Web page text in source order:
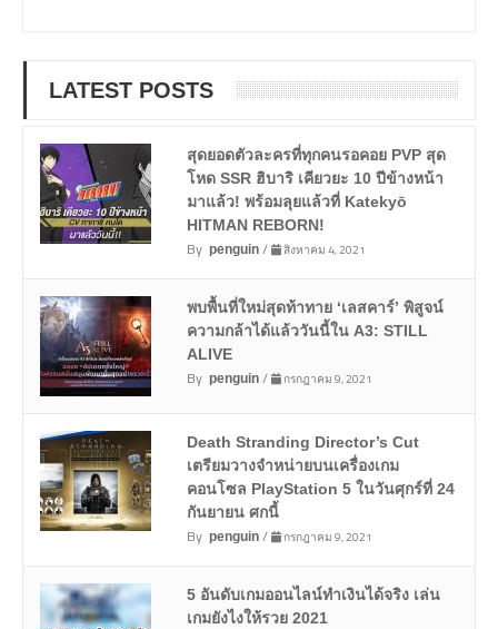
LATEST POSTS
สุดยอดตัวละครที่ทุกคนรอคอย PVP สุด
โหด SSR ฮิบาริ เคียวยะ 10 ปีข้างหน้า
มาแล้ว! พร้อมลุยแล้วที่ Katekyō
HITMAN REBORN!
By penguin/ สิงหาคม 4, 2021
พบพื้นที่ใหม่สุดท้าทาย ‘เลสคาร์’ พิสูจน์
ความกล้าได้แล้ววันนี้ใน A3: STILL
ALIVE
By penguin/ กรกฎาคม 9, 2021
Death Stranding Director’s Cut
เตรียมวางจำหน่ายบนเครื่องเกม
คอนโซล PlayStation 5 ในวันศุกร์ที่ 24
กันยายน ศกนี้
By penguin/ กรกฎาคม 9, 2021
5 อันดับเกมออนไลน์ทำเงินได้จริง เล่น
เกมยังไงให้รวย 2021